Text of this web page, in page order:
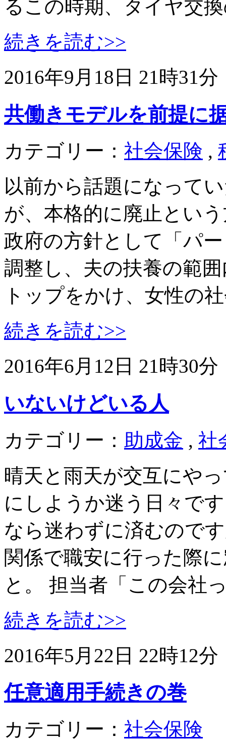
るこの時期、タイヤ交
続きを読む>>
2016年9月18日 21時31分
共働きモデルを前提に
カテゴリー： 社会保険 ,
以前から話題になって
が、本格的に廃止とい
政府の方針として「パ
調整し、夫の扶養の範
トップをかけ、女性の
続きを読む>>
2016年6月12日 21時30分
いないけどいる人
カテゴリー： 助成金 , 社
晴天と雨天が交互にや
にしようか迷う日々で
なら迷わずに済むので
関係で職安に行った際
と。 担当者「この会社
続きを読む>>
2016年5月22日 22時12分
任意適用手続きの巻
カテゴリー： 社会保険